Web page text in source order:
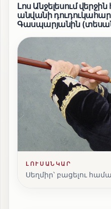
Լոս Անջելեսում
անվանի
Գասպարյանին
ԼՈՒՍԱՆԿԱՐ
Սեղմիր՝ բացելու